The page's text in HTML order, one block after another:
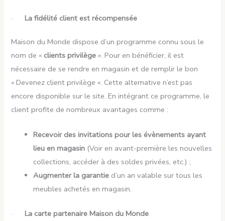
·La fidélité client est récompensée
Maison du Monde dispose d’un programme connu sous le
nom de « clients privilège ». Pour en bénéficier, il est
nécessaire de se rendre en magasin et de remplir le bon
« Devenez client privilège ». Cette alternative n’est pas
encore disponible sur le site. En intégrant ce programme, le
client profite de nombreux avantages comme :
Recevoir des invitations pour les évènements ayant
lieu en magasin (Voir en avant-première les nouvelles
collections, accéder à des soldes privées, etc.) ;
Augmenter la garantie d’un an valable sur tous les
meubles achetés en magasin.
·La carte partenaire Maison du Monde